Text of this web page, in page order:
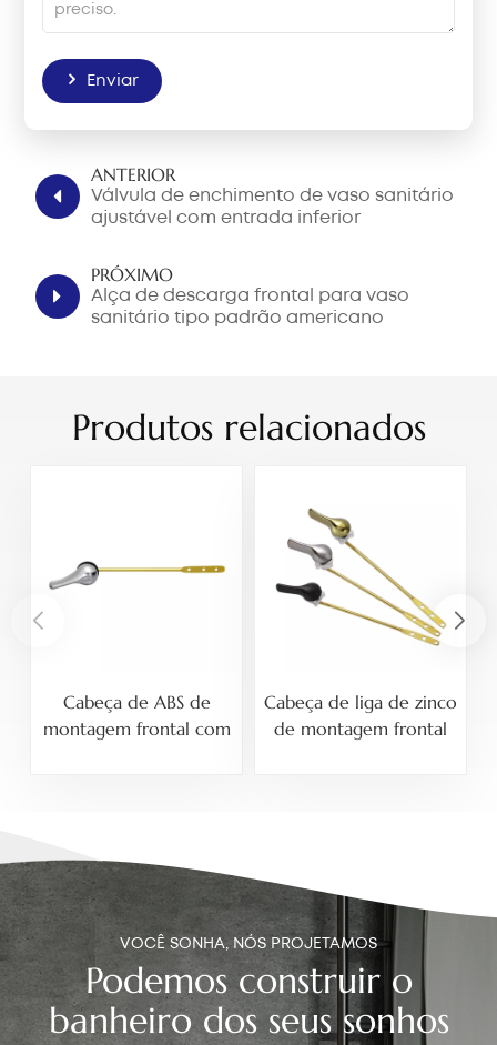
Enviar
ANTERIOR
Válvula de enchimento de vaso sanitário
ajustável com entrada inferior
PRÓXIMO
Alça de descarga frontal para vaso
sanitário tipo padrão americano
Produtos relacionados
Cabeça de ABS de
montagem frontal com
Cabeça de liga de zinco
de montagem frontal
VOCÊ SONHA, NÓS PROJETAMOS
Podemos construir o
banheiro dos seus sonhos